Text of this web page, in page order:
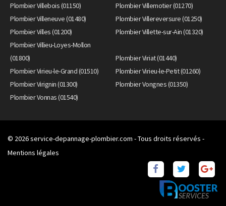
Plombier Villebois (01150)
Plombier Villemotier (01270)
Plombier Villeneuve (01480)
Plombier Villereversure (01250)
Plombier Villes (01200)
Plombier Villette-sur-Ain (01320)
Plombier Villieu-Loyes-Mollon
(01800)
Plombier Viriat (01440)
Plombier Virieu-le-Grand (01510)
Plombier Virieu-le-Petit (01260)
Plombier Virignin (01300)
Plombier Vongnes (01350)
Plombier Vonnas (01540)
© 2026service-depannage-plombier.com - Tous droits réservés -
Mentions légales